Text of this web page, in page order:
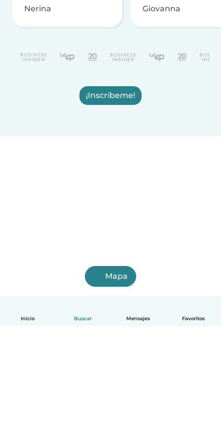
Inicio Buscar Mensajes Favoritos
Nerina Giovanna
¡Inscríbeme!
Mapa